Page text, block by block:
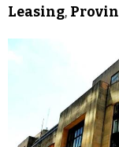
Leasing,